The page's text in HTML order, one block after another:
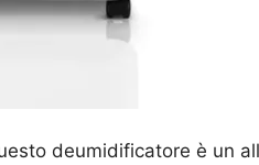
deumidificatore è un